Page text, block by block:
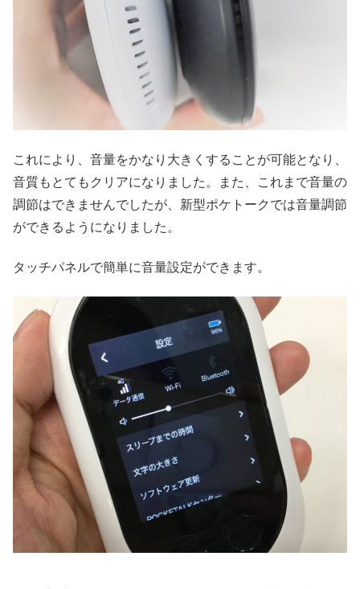
これにより、音量をかなり大きくすることが可能となり、
音質もとてもクリアになりました。また、これまで音量の
調節はできませんでしたが、新型ポケトークでは音量調節
ができるようになりました。
タッチパネルで簡単に音量設定ができます。